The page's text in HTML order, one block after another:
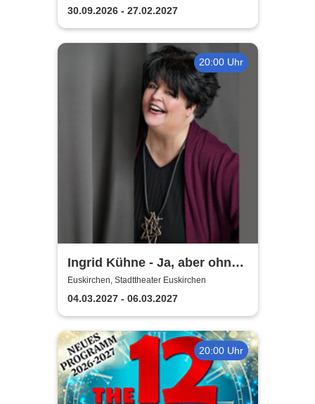
30.09.2026 - 27.02.2027
20:00 Uhr
Ingrid Kühne - Ja, aber ohne
mich!
Euskirchen, Stadttheater Euskirchen
04.03.2027 - 06.03.2027
20:00 Uhr